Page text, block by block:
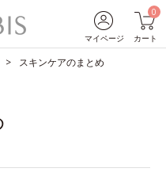
マイページ
0
カート
スキンケアのまとめ